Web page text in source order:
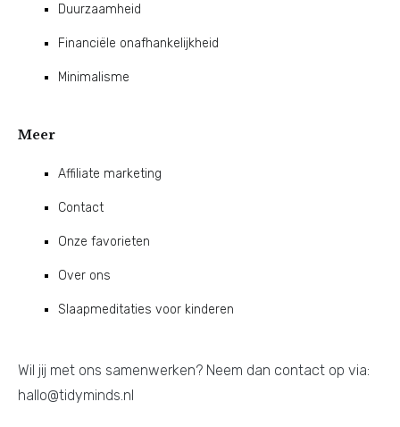
Duurzaamheid
Financiële onafhankelijkheid
Minimalisme
Meer
Affiliate marketing
Contact
Onze favorieten
Over ons
Slaapmeditaties voor kinderen
Wil jij met ons samenwerken? Neem dan contact op via:
hallo@tidyminds.nl